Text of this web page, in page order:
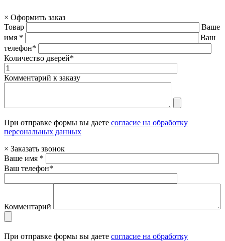
× Оформить заказ
Товар
Ваше
имя *
Ваш
телефон*
Количество дверей*
Комментарий к заказу
При отправке формы вы даете согласие на обработку
персональных данных
× Заказать звонок
Ваше имя *
Ваш телефон*
Комментарий
При отправке формы вы даете согласие на обработку